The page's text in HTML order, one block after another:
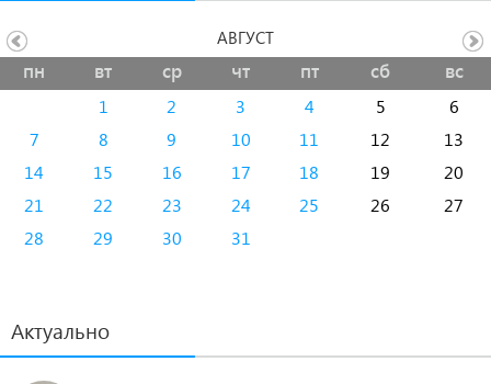
пн вт ср чт пт сб вс
1 2 3 4 5
6
7
8 9 10 11 12
13
14
15 16 17 18 19
20
21
22 23 24 25 26
27
28
29 30 31
АВГУСТ
Актуально